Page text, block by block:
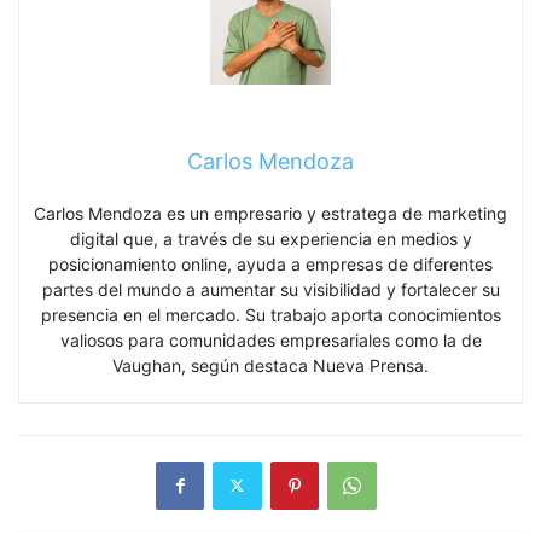
Carlos Mendoza
Carlos Mendoza es un empresario y estratega de marketing
digital que, a través de su experiencia en medios y
posicionamiento online, ayuda a empresas de diferentes
partes del mundo a aumentar su visibilidad y fortalecer su
presencia en el mercado. Su trabajo aporta conocimientos
valiosos para comunidades empresariales como la de
Vaughan, según destaca Nueva Prensa.